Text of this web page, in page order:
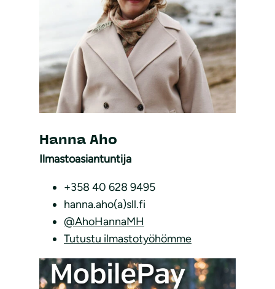
Ilmastoasiantuntija
Hanna Aho
+358 40 628 9495
hanna.aho(a)sll.fi
@AhoHannaMH
Tutustu ilmastotyöhömme